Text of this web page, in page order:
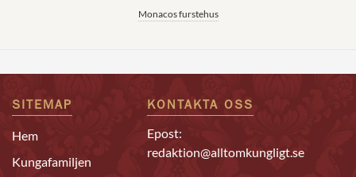
Monacos furstehus
SITEMAP
Hem
Kungafamiljen
KONTAKTA OSS
Epost:
redaktion@alltomkungligt.se